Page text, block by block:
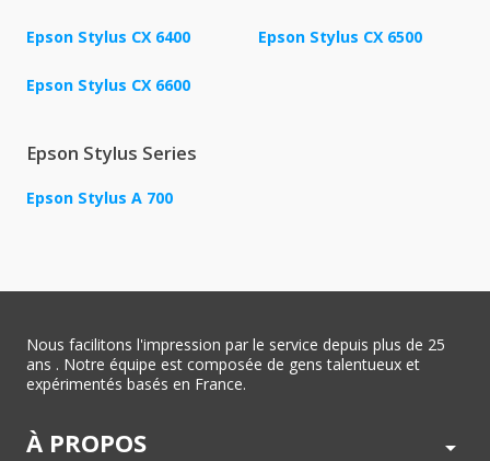
Epson Stylus CX 6400 Epson Stylus CX 6500
Epson Stylus CX 6600
Epson Stylus Series
Epson Stylus A 700
Nous facilitons l'impression par le service depuis plus de 25
ans . Notre équipe est composée de gens talentueux et
expérimentés basés en France.
À PROPOS arrow_drop_down